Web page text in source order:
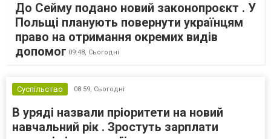
До Сейму подано новий законопроєкт . У
Польщі планують повернути українцям
право на отримання окремих видів
допомог 09:48, Сьогодні
Суспільство 08:59, Сьогодні
В уряді назвали пріоритети на новий
навчальний рік . Зростуть зарплати